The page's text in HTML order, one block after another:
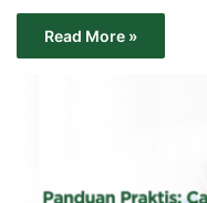
Read More »